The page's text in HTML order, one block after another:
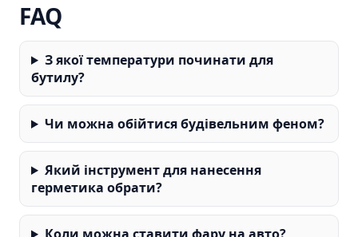
FAQ
З якої температури починати для
бутилу?
Чи можна обійтися будівельним феном?
Який інструмент для нанесення
герметика обрати?